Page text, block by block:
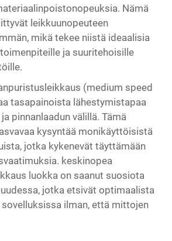
Nämä
leikkuunopeuteen
mikä tekee niistä ideaalisia
ja suuritehoisille
(medium speed
tasapainoista lähestymistapaa
pinnanlaadun välillä. Tämä
kysyntää monikäyttöisistä
jotka kykenevät täyttämään
keskinopea
luokka on saanut suosiota
jotka etsivät optimaalista
ilman, että mittojen